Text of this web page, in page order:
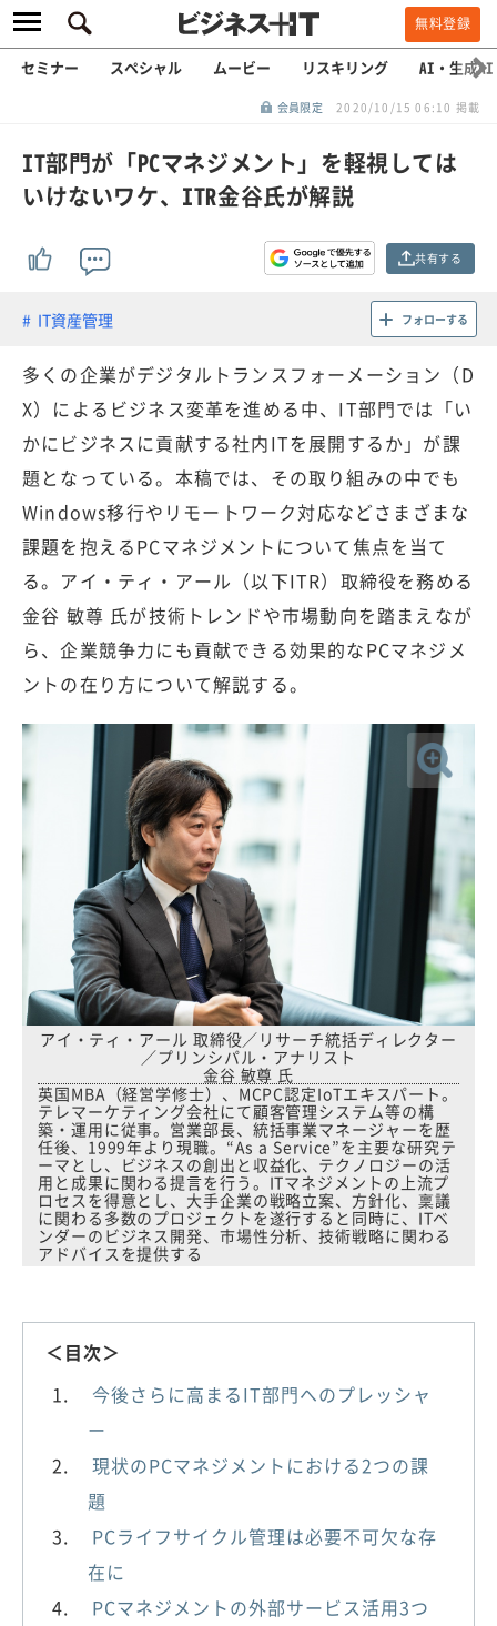
無料登録
セミナー スペシャル ムービー リスキリング AI・生成AI
会員限定 2020/10/15 06:10 掲載
IT部門が「PCマネジメント」を軽視しては
いけないワケ、ITR金谷氏が解説
共有する
IT資産管理 フォローする
多くの企業がデジタルトランスフォーメーション（D
X）によるビジネス変革を進める中、IT部門では「い
かにビジネスに貢献する社内ITを展開するか」が課
題となっている。本稿では、その取り組みの中でも
Windows移行やリモートワーク対応などさまざまな
課題を抱えるPCマネジメントについて焦点を当て
る。アイ・ティ・アール（以下ITR）取締役を務める
金谷 敏尊 氏が技術トレンドや市場動向を踏まえなが
ら、企業競争力にも貢献できる効果的なPCマネジメ
ントの在り方について解説する。
アイ・ティ・アール 取締役／リサーチ統括ディレクター
／プリンシパル・アナリスト
金谷 敏尊 氏
英国MBA（経営学修士）、MCPC認定IoTエキスパート。
テレマーケティング会社にて顧客管理システム等の構
築・運用に従事。営業部長、統括事業マネージャーを歴
任後、1999年より現職。“As a Service”を主要な研究テ
ーマとし、ビジネスの創出と収益化、テクノロジーの活
用と成果に関わる提言を行う。ITマネジメントの上流プ
ロセスを得意とし、大手企業の戦略立案、方針化、稟議
に関わる多数のプロジェクトを遂行すると同時に、ITベ
ンダーのビジネス開発、市場性分析、技術戦略に関わる
アドバイスを提供する
＜目次＞
今後さらに高まるIT部門へのプレッシャ
ー
現状のPCマネジメントにおける2つの課
題
PCライフサイクル管理は必要不可欠な存
在に
PCマネジメントの外部サービス活用3つ